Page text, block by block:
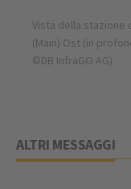
Vista della stazione
(Main) Ost (in
©DB InfraGO AG)
ALTRI MESSAGGI